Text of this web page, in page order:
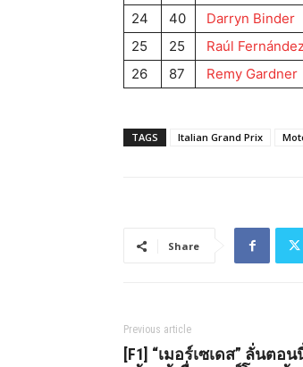
24
40 Darryn Binder
25
25 Raúl
26
87 Remy Gardner
TAGS Italian Grand Prix
Share
Previous article
[F1] “เมอร์เซเดส” ลั่นตอ